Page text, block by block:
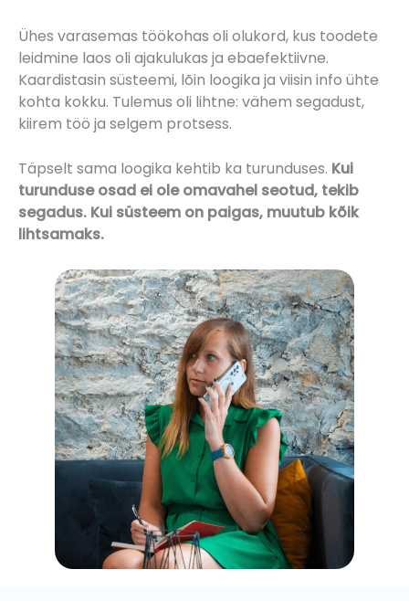
Ühes varasemas töökohas oli olukord, kus toodete
leidmine laos oli ajakulukas ja ebaefektiivne.
Kaardistasin süsteemi, lõin loogika ja viisin info ühte
kohta kokku. Tulemus oli lihtne: vähem segadust,
kiirem töö ja selgem protsess.
Täpselt sama loogika kehtib ka turunduses. Kui
turunduse osad ei ole omavahel seotud, tekib
segadus. Kui süsteem on paigas, muutub kõik
lihtsamaks.